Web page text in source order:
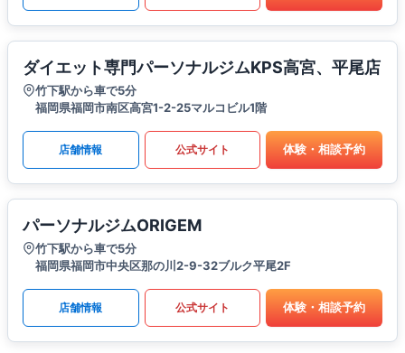
ダイエット専門パーソナルジムKPS高宮、平尾店
竹下駅から車で5分
福岡県福岡市南区高宮1-2-25マルコビル1階
店舗情報 公式サイト 体験・相談予約
パーソナルジムORIGEM
竹下駅から車で5分
福岡県福岡市中央区那の川2-9-32ブルク平尾2F
店舗情報 公式サイト 体験・相談予約